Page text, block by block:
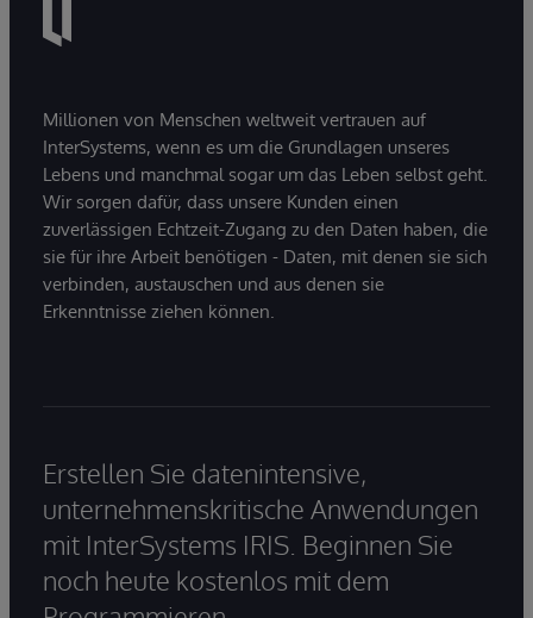
Millionen von Menschen weltweit vertrauen auf
InterSystems, wenn es um die Grundlagen unseres
Lebens und manchmal sogar um das Leben selbst geht.
Wir sorgen dafür, dass unsere Kunden einen
zuverlässigen Echtzeit-Zugang zu den Daten haben, die
sie für ihre Arbeit benötigen - Daten, mit denen sie sich
verbinden, austauschen und aus denen sie
Erkenntnisse ziehen können.
Erstellen Sie datenintensive,
unternehmenskritische Anwendungen
mit InterSystems IRIS. Beginnen Sie
noch heute kostenlos mit dem